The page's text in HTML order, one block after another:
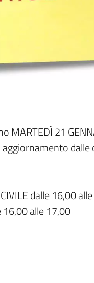
MARTEDÌ 21
aggiornamento
dalle 16,00
16,00 alle 17,00